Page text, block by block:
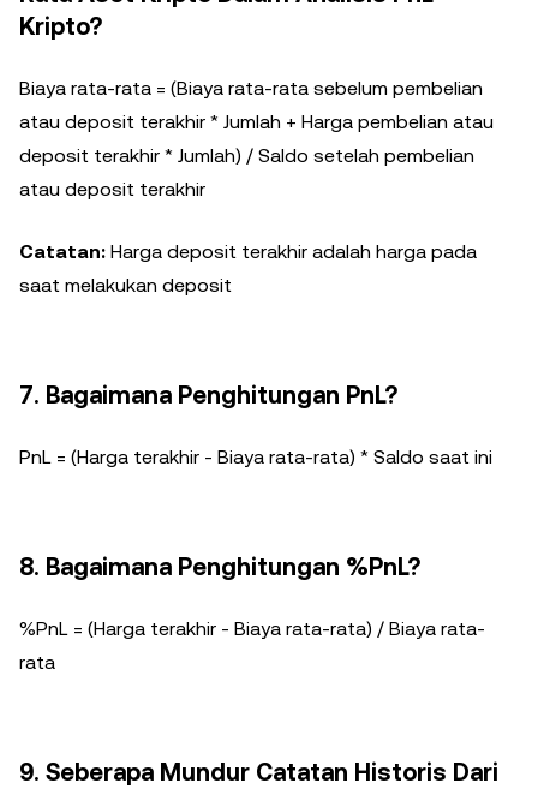
Kripto?
Biaya rata-rata = (Biaya rata-rata sebelum pembelian
atau deposit terakhir * Jumlah + Harga pembelian atau
deposit terakhir * Jumlah) / Saldo setelah pembelian
atau deposit terakhir
Catatan: Harga deposit terakhir adalah harga pada
saat melakukan deposit
7. Bagaimana Penghitungan PnL?
PnL = (Harga terakhir - Biaya rata-rata) * Saldo saat ini
8. Bagaimana Penghitungan %PnL?
%PnL = (Harga terakhir - Biaya rata-rata) / Biaya rata-
rata
9. Seberapa Mundur Catatan Historis Dari